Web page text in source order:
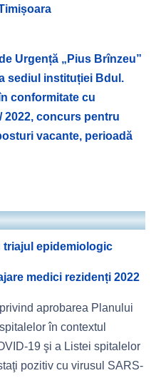
Urgență „Pius Brînzeu”
sediul instituției Bdul.
conformitate cu
2022, concurs pentru
vacante, perioadă
triajul epidemiologic
medici rezidenți 2022
privind aprobarea Planului
în contextul
19 şi a Listei spitalelor
pozitiv cu virusul SARS-